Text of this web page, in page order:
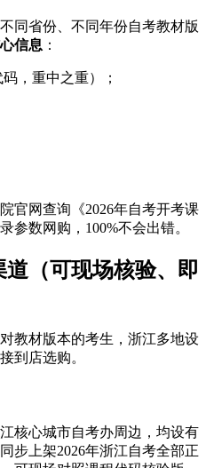
同省份、不同年份自考教材版
信息 ：
，重中之重）；
官网查询《2026年自考开考课
参数网购，100%不会出错。
（可现场核验、即
教材版本的考生，浙江多地设
到店选购。
核心城市自考办周边，均设有
步上架2026年浙江自考全部正